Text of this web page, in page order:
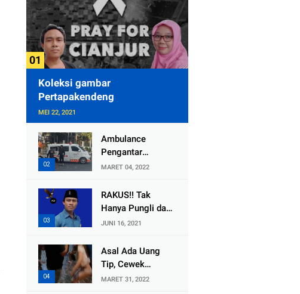
Koleksi gambar
Pertapakendeng
MEI 22, 2021
Ambulance
Pengantar
Jenazah Kepala
Mengalami
Kecelakaan
MARET 04, 2022
RAKUS!! Tak
Hanya Pungli dan
Dana Bedah
Diembat, ,
Perangkat Desa
JUNI 16, 2021
Asal Ada Uang
Tip, Cewek
Pemandu Karaoke
MARET 31, 2022